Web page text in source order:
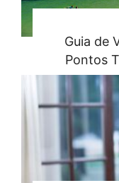
Guia de
Pontos